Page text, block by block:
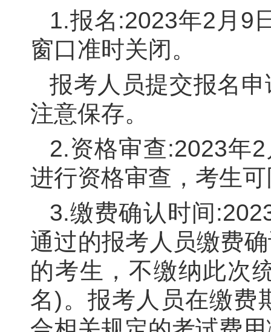
1.报名:2023年2月 9
窗口准时关闭。
报考人员提交报名
注意保存。
2.资格审查:2023年
进行资格审查，考生
3.缴费确认时间:202
通过的报考人员缴费
的考生，不缴纳此次
名)。报考人员在缴费